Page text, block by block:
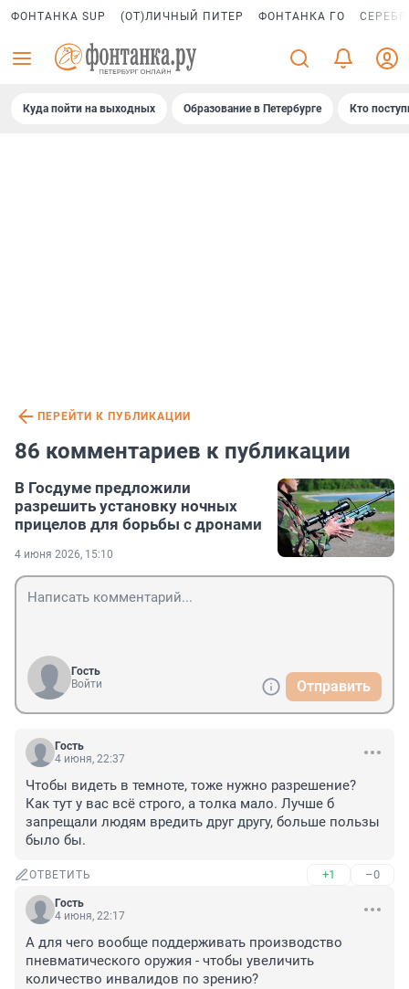
ФОНТАНКА SUP (ОТ)ЛИЧНЫЙ ПИТЕР ФОНТАНКА ГО
Куда пойти на выходных Образование в Петербурге Кто
ПЕРЕЙТИ К ПУБЛИКАЦИИ
86 комментариев к публикации
В Госдуме предложили
разрешить установку ночных
прицелов для борьбы с дронами
4 июня 2026, 15:10
Гость
Войти
Отправить
Гость
4 июня, 22:37
Чтобы видеть в темноте, тоже нужно разрешение?
Как тут у вас всё строго, а толка мало. Лучше б
запрещали людям вредить друг другу, больше пользы
было бы.
ОТВЕТИТЬ +1 –0
Гость
4 июня, 22:17
А для чего вообще поддерживать производство
пневматического оружия - чтобы увеличить
количество инвалидов по зрению?